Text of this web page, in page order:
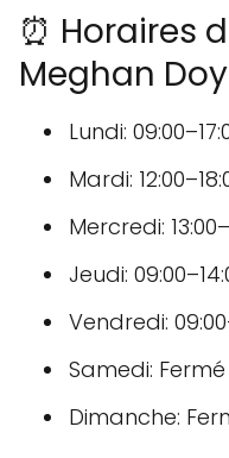
⏰ Horaires
Meghan
Lundi:
Mardi:
Mercredi:
Jeudi:
Vendredi:
Samedi: Fermé
Dimanche: